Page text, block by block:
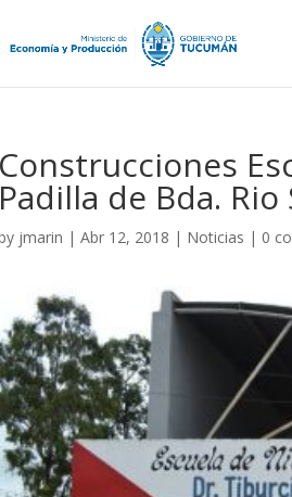
Construcciones
Padilla de Bda. Rio
jmarin |Abr 12, 2018 | Noticias | 0